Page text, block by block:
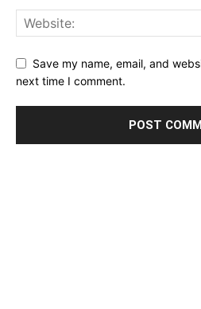
Save my name, email, and
next time I comment.